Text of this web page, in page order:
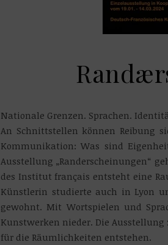
Nationale Grenzen. Sprachen.
An Schnittstellen können Reibung
Kommunikation: Was sind
Ausstellung „Randerscheinungen“
des Institut français entsteht eine
Künstlerin studierte auch in Lyon
gewohnt. Mit Wortspielen und
Kunstwerken nieder. Die Ausstellung
für die Räumlichkeiten entstehen.